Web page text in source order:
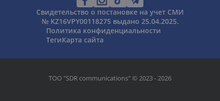
Свидетельство о постановке на учет СМИ
№ KZ16VPY00118275 выдано 25.04.2025.
Политика конфиденциальности
ТегиКарта сайта
ТОО "SDR communications" © 2023 - 2026